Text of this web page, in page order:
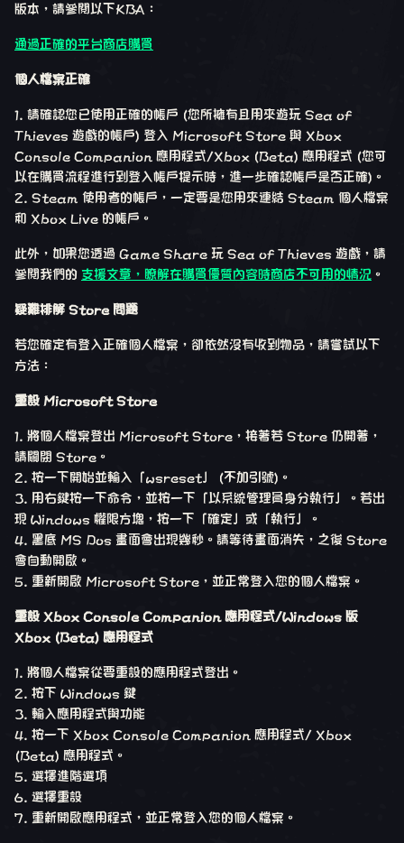
版本，請參閱以下KBA：
通過正確的平台商店購買
個人檔案正確
請確認您已使用正確的帳戶 (您所擁有且用來遊玩 Sea of
Thieves 遊戲的帳戶) 登入 Microsoft Store 與 Xbox
Console Companion 應用程式/Xbox (Beta) 應用程式 (您可
以在購買流程進行到登入帳戶提示時，進一步確認帳戶是否正確)。
Steam 使用者的帳戶，一定要是您用來連結 Steam 個人檔案
和 Xbox Live 的帳戶。
此外，如果您透過 Game Share 玩 Sea of Thieves 遊戲，請
參閱我們的 支援文章，瞭解在購買優質內容時商店不可用的情況 。
疑難排解 Store 問題
若您確定有登入正確個人檔案，卻依然沒有收到物品，請嘗試以下
方法：
重設 Microsoft Store
1. 將個人檔案登出 Microsoft Store，接著若 Store 仍開著，
請關閉 Store。
2. 按一下開始並輸入「wsreset」 (不加引號)。
3. 用右鍵按一下命令，並按一下「以系統管理員身分執行」。若出
現 Windows 權限方塊，按一下「確定」或「執行」。
4. 黑底 MS Dos 畫面會出現幾秒。請等待畫面消失，之後 Store
會自動開啟。
5. 重新開啟 Microsoft Store，並正常登入您的個人檔案。
重設 Xbox Console Companion 應用程式/Windows 版
Xbox (Beta) 應用程式
1. 將個人檔案從要重設的應用程式登出。
2. 按下 Windows 鍵
3. 輸入應用程式與功能
4. 按一下 Xbox Console Companion 應用程式/ Xbox
(Beta) 應用程式。
5. 選擇進階選項
6. 選擇重設
7. 重新開啟應用程式，並正常登入您的個人檔案。